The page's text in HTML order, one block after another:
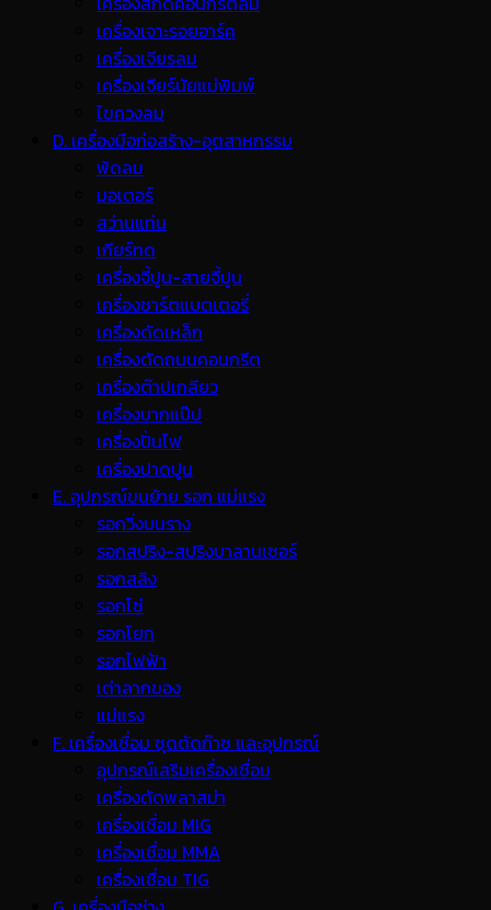
เครื่องเจาะรอยอาร์ค
เครื่องเจียรลม
เครื่องเจียร์นัยแม่พิมพ์
ไขควงลม
D. เครื่องมือก่อสร้าง-อุตสาหกรรม
พ้ดลม
มอเตอร์
สว่านแท่น
เกียร์ทด
เครื่องจี้ปูน-สายจี้ปูน
เครื่องชาร์ตแบตเตอรี่
เครื่องดัดเหล็ก
เครื่องตัดถนนคอนกรีต
เครื่องต๊าปเกลียว
เครื่องบากแป๊ป
เครื่องปั่นไฟ
เครื่องปาดปูน
E. อุปกรณ์ขนย้าย รอก แม่แรง
รอกวิ่งบนราง
รอกสปริง-สปริงบาลานเซอร์
รอกสลิง
รอกโซ่
รอกโยก
รอกไฟฟ้า
เต่าลากของ
แม่แรง
F. เครื่องเชื่อม ชุดตัดก๊าซ และอุปกรณ์
อุปกรณ์เสริมเครื่องเชื่อม
เครื่องตัดพลาสม่า
เครื่องเชื่อม MIG
เครื่องเชื่อม MMA
เครื่องเชื่อม TIG